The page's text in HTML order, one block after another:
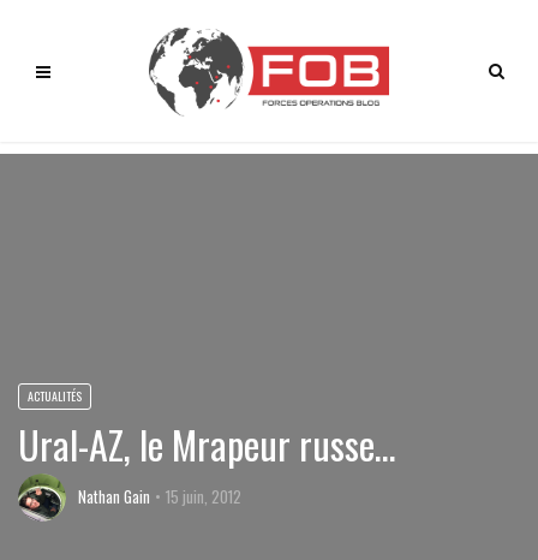
ACTUALITÉS
Ural-AZ, le Mrapeur russe…
Nathan Gain 15 juin, 2012